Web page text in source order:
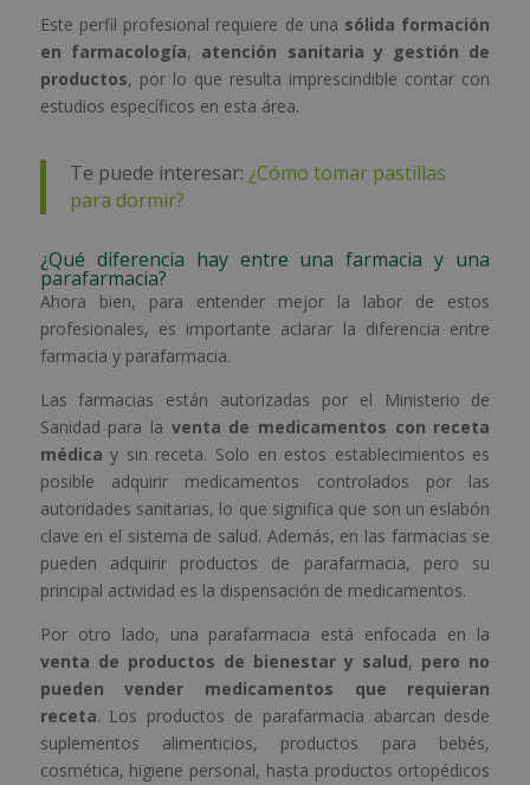
Este perfil profesional requiere de una sólida formación
en farmacología, atención sanitaria y gestión de
productos, por lo que resulta imprescindible contar con
estudios específicos en esta área.
Te puede interesar: ¿Cómo tomar pastillas
para dormir?
¿Qué diferencia hay entre una farmacia y una
parafarmacia?
Ahora bien, para entender mejor la labor de estos
profesionales, es importante aclarar la diferencia entre
farmacia y parafarmacia.
Las farmacias están autorizadas por el Ministerio de
Sanidad para la venta de medicamentos con receta
médica y sin receta. Solo en estos establecimientos es
posible adquirir medicamentos controlados por las
autoridades sanitarias, lo que significa que son un eslabón
clave en el sistema de salud. Además, en las farmacias se
pueden adquirir productos de parafarmacia, pero su
principal actividad es la dispensación de medicamentos.
Por otro lado, una parafarmacia está enfocada en la
venta de productos de bienestar y salud, pero no
pueden vender medicamentos que requieran
receta. Los productos de parafarmacia abarcan desde
suplementos alimenticios, productos para bebés,
cosmética, higiene personal, hasta productos ortopédicos